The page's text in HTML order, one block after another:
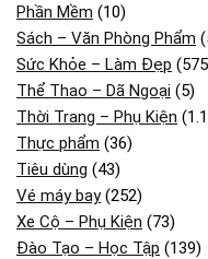
Phần Mềm (10)
Sách – Văn Phòng Phẩm
Sức Khỏe – Làm Đẹp
Thể Thao – Dã Ngoại (5)
Thời Trang – Phụ Kiện
Thực phẩm (36)
Tiêu dùng (43)
Vé máy bay(252)
Xe Cộ – Phụ Kiện (73)
Đào Tạo – Học Tập (139)